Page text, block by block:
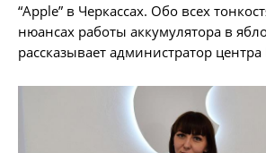
“Apple” в Черкассах. Обо всех
нюансах работы аккумулятора в
рассказывает администратор